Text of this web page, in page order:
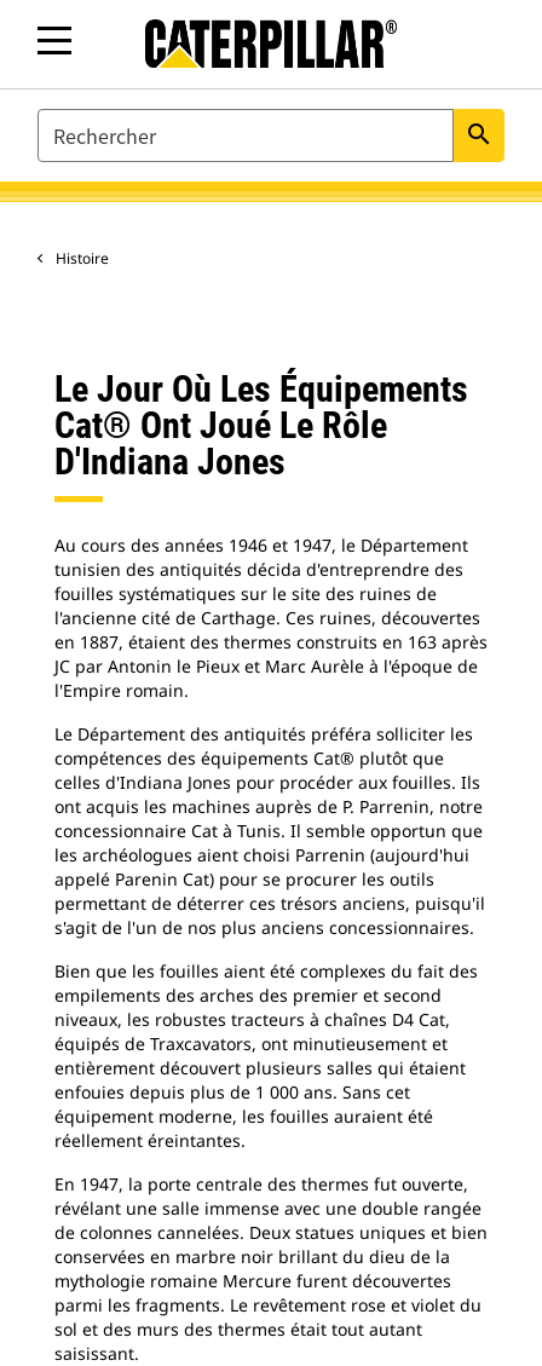
SEARCH search
Histoire
Le Jour Où Les Équipements
Cat® Ont Joué Le Rôle
D'Indiana Jones
Au cours des années 1946 et 1947, le Département
tunisien des antiquités décida d'entreprendre des
fouilles systématiques sur le site des ruines de
l'ancienne cité de Carthage. Ces ruines, découvertes
en 1887, étaient des thermes construits en 163 après
JC par Antonin le Pieux et Marc Aurèle à l'époque de
l'Empire romain.
Le Département des antiquités préféra solliciter les
compétences des équipements Cat® plutôt que
celles d'Indiana Jones pour procéder aux fouilles. Ils
ont acquis les machines auprès de P. Parrenin, notre
concessionnaire Cat à Tunis. Il semble opportun que
les archéologues aient choisi Parrenin (aujourd'hui
appelé Parenin Cat) pour se procurer les outils
permettant de déterrer ces trésors anciens, puisqu'il
s'agit de l'un de nos plus anciens concessionnaires.
Bien que les fouilles aient été complexes du fait des
empilements des arches des premier et second
niveaux, les robustes tracteurs à chaînes D4 Cat,
équipés de Traxcavators, ont minutieusement et
entièrement découvert plusieurs salles qui étaient
enfouies depuis plus de 1 000 ans. Sans cet
équipement moderne, les fouilles auraient été
réellement éreintantes.
En 1947, la porte centrale des thermes fut ouverte,
révélant une salle immense avec une double rangée
de colonnes cannelées. Deux statues uniques et bien
conservées en marbre noir brillant du dieu de la
mythologie romaine Mercure furent découvertes
parmi les fragments. Le revêtement rose et violet du
sol et des murs des thermes était tout autant
saisissant.